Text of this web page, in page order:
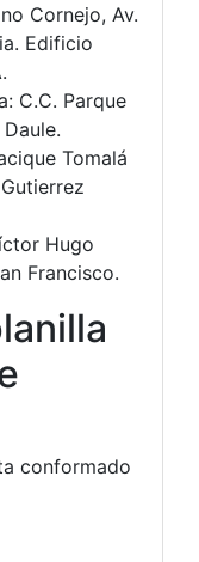
Cornejo, Av.
Edificio
C.C. Parque
Tomalá
Hugo
Francisco.
conformado